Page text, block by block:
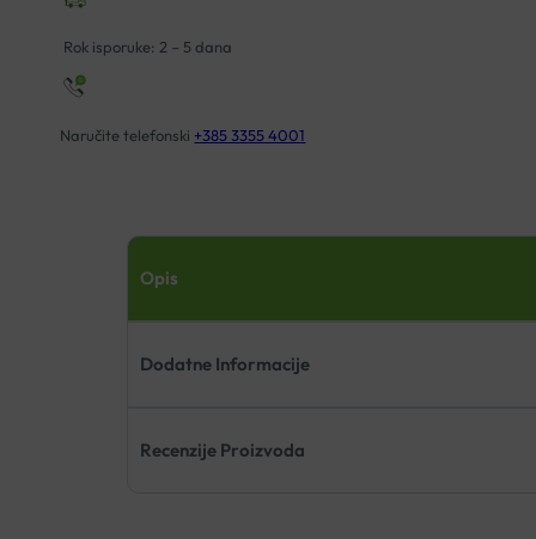
količina
Rok isporuke: 2 – 5 dana
Naručite telefonski +385 3355 4001
Opis
Dodatne Informacije
Recenzije Proizvoda